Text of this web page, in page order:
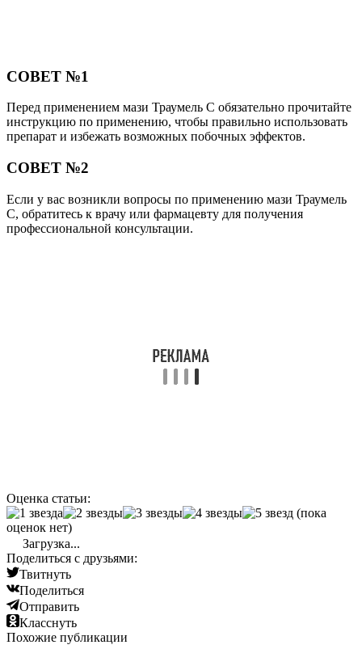
СОВЕТ №1
Перед применением мази Траумель С обязательно прочитайте
инструкцию по применению, чтобы правильно использовать
препарат и избежать возможных побочных эффектов.
СОВЕТ №2
Если у вас возникли вопросы по применению мази Траумель
С, обратитесь к врачу или фармацевту для получения
профессиональной консультации.
Оценка статьи:
(пока
оценок нет)
Загрузка...
Поделиться с друзьями:
Твитнуть
Поделиться
Отправить
Класснуть
Похожие публикации